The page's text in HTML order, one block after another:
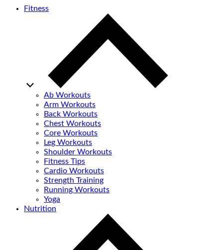
Fitness
Ab Workouts
Arm Workouts
Back Workouts
Chest Workouts
Core Workouts
Leg Workouts
Shoulder Workouts
Fitness Tips
Cardio Workouts
Strength Training
Running Workouts
Yoga
Nutrition